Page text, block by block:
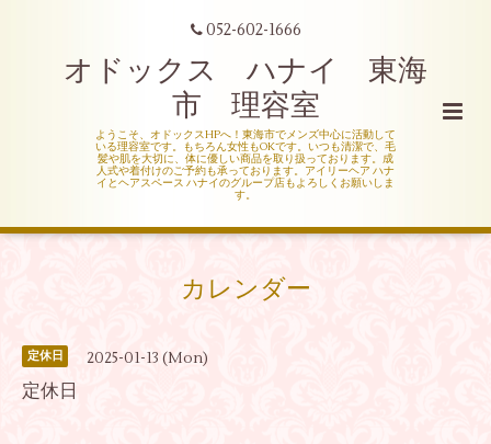
052-602-1666
オドックス ハナイ 東海
市 理容室
ようこそ、オドックスHPへ！東海市でメンズ中心に活動して
いる理容室です。もちろん女性もOKです。いつも清潔で、毛
髪や肌を大切に、体に優しい商品を取り扱っております。成
人式や着付けのご予約も承っております。アイリーヘア ハナ
イとヘアスペース ハナイのグループ店もよろしくお願いしま
す。
カレンダー
定休日 2025-01-13 (Mon)
定休日